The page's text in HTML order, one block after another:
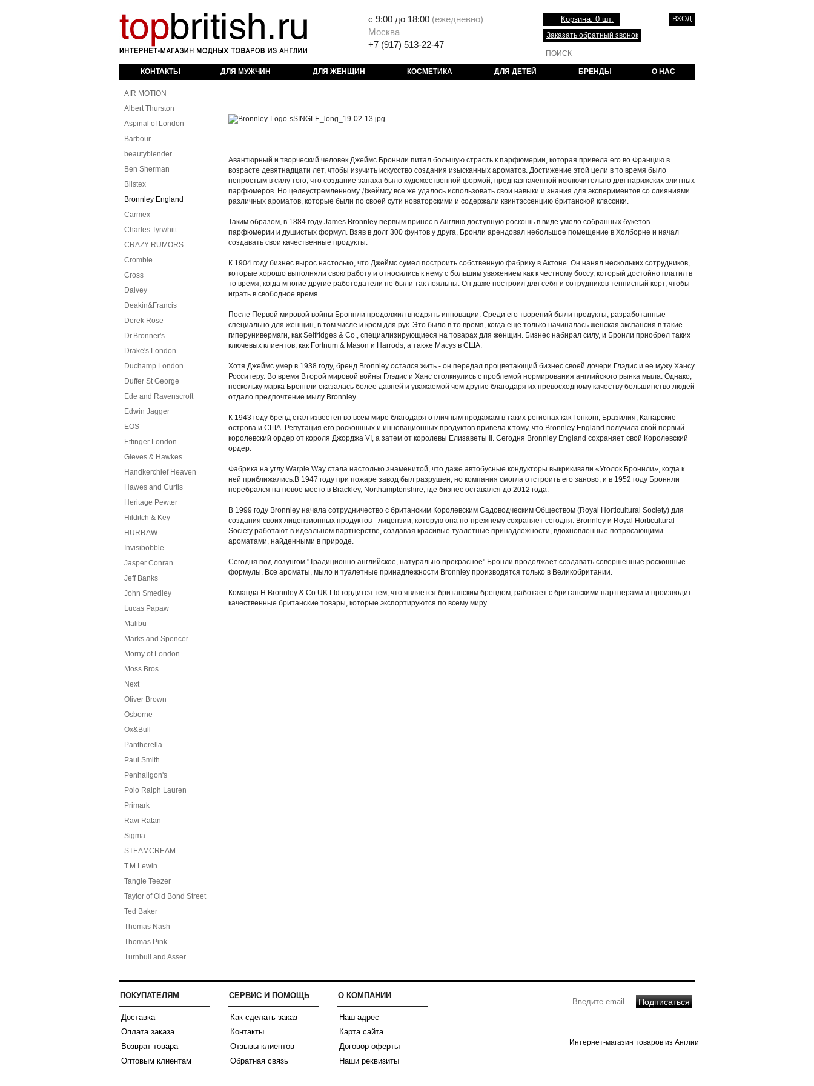
с 9:00 до 18:00 (ежедневно)
Москва
+7 (917) 513-22-47
Корзина: 0 шт.
ВХОД
Заказать обратный звонок
КОНТАКТЫ ДЛЯ МУЖЧИН ДЛЯ ЖЕНЩИН КОСМЕТИКА ДЛЯ ДЕТЕЙ БРЕНДЫ О НАС
AIR MOTION
Albert Thurston
Aspinal of London
Barbour
beautyblender
Ben Sherman
Blistex
Bronnley England
Carmex
Charles Tyrwhitt
CRAZY RUMORS
Crombie
Cross
Dalvey
Deakin&Francis
Derek Rose
Dr.Bronner's
Drake's London
Duchamp London
Duffer St George
Ede and Ravenscroft
Edwin Jagger
EOS
Ettinger London
Gieves & Hawkes
Handkerchief Heaven
Hawes and Curtis
Heritage Pewter
Hilditch & Key
HURRAW
Invisibobble
Jasper Conran
Jeff Banks
John Smedley
Lucas Papaw
Malibu
Marks and Spencer
Morny of London
Moss Bros
Next
Oliver Brown
Osborne
Ox&Bull
Pantherella
Paul Smith
Penhaligon's
Polo Ralph Lauren
Primark
Ravi Ratan
Sigma
STEAMCREAM
T.M.Lewin
Tangle Teezer
Taylor of Old Bond Street
Ted Baker
Thomas Nash
Thomas Pink
Turnbull and Asser
Авантюрный и творческий человек Джеймс Броннли питал большую страсть к парфюмерии, которая привела его во Францию ​​в
возрасте девятнадцати лет, чтобы изучить искусство создания изысканных ароматов. Достижение этой цели в то время было
непростым в силу того, что создание запаха было художественной формой, предназначенной исключительно для парижских элитных
парфюмеров. Но целеустремленному Джеймсу все же удалось использовать свои навыки и знания для экспериментов со слияниями
различных ароматов, которые были по своей сути новаторскими и содержали квинтэссенцию британской классики.
Таким образом, в 1884 году James Bronnley первым принес в Англию доступную роскошь в виде умело собранных букетов
парфюмерии и душистых формул. Взяв в долг 300 фунтов у друга, Бронли арендовал небольшое помещение в Холборне и начал
создавать свои качественные продукты.
К 1904 году бизнес вырос настолько, что Джеймс сумел построить собственную фабрику в Актоне. Он нанял нескольких сотрудников,
которые хорошо выполняли свою работу и относились к нему с большим уважением как к честному боссу, который достойно платил в
то время, когда многие другие работодатели не были так лояльны. Он даже построил для себя и сотрудников теннисный корт, чтобы
играть в свободное время.
После Первой мировой войны Броннли продолжил внедрять инновации. Среди его творений были продукты, разработанные
специально для женщин, в том числе и крем для рук. Это было в то время, когда еще только начиналась женская экспансия в такие
гиперунивермаги, как Selfridges & Co., специализирующиеся на товарах для женщин. Бизнес набирал силу, и Бронли приобрел таких
ключевых клиентов, как Fortnum & Mason и Harrods, а также Macys в США.
Хотя Джеймс умер в 1938 году, бренд Bronnley остался жить - он передал процветающий бизнес своей дочери Глэдис и ее мужу Хансу
Росситеру. Во время Второй мировой войны Глэдис и Ханс столкнулись с проблемой нормирования английского рынка мыла. Однако,
поскольку марка Броннли оказалась более давней и уважаемой чем другие благодаря их превосходному качеству большинство людей
отдало предпочтение мылу Bronnley.
К 1943 году бренд стал известен во всем мире благодаря отличным продажам в таких регионах как Гонконг, Бразилия, Канарские
острова и США. Репутация его роскошных и инновационных продуктов привела к тому, что Bronnley England получила свой первый
королевский ордер от короля Джорджа VI, а затем от королевы Елизаветы II. Сегодня Bronnley England сохраняет свой Королевский
ордер.
Фабрика на углу Warple Way стала настолько знаменитой, что даже автобусные кондукторы выкрикивали «Уголок Броннли», когда к
ней приближались.В 1947 году при пожаре завод был разрушен, но компания смогла отстроить его заново, и в 1952 году Броннли
перебрался на новое место в Brackley, Northamptonshire, где бизнес оставался до 2012 года.
В 1999 году Bronnley начала сотрудничество с британским Королевским Садоводческим Обществом (Royal Horticultural Society) для
создания своих лицензионных продуктов - лицензии, которую она по-прежнему сохраняет сегодня. Bronnley и Royal Horticultural
Society работают в идеальном партнерстве, создавая красивые туалетные принадлежности, вдохновленные потрясающими
ароматами, найденными в природе.
Сегодня под лозунгом "Традиционно английское, натурально прекрасное" Бронли продолжает создавать совершенные роскошные
формулы. Все ароматы, мыло и туалетные принадлежности Bronnley производятся только в Великобритании.
Команда H Bronnley & Co UK Ltd гордится тем, что является британским брендом, работает с британскими партнерами и производит
качественные британские товары, которые экспортируются по всему миру.
ПОКУПАТЕЛЯМ
Доставка
Оплата заказа
Возврат товара
Оптовым клиентам
СЕРВИС И ПОМОЩЬ
Как сделать заказ
Контакты
Отзывы клиентов
Обратная связь
О КОМПАНИИ
Наш адрес
Карта сайта
Договор оферты
Наши реквизиты
Интернет-магазин товаров из Англии